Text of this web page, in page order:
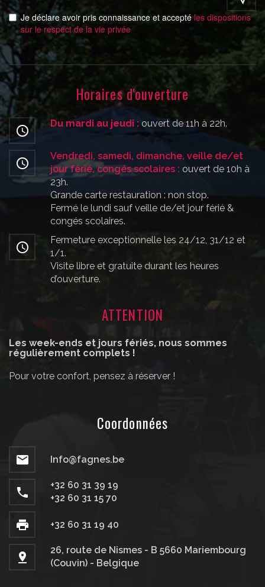
Je déclare avoir pris connaissance et accepté les dispositions
sur le respect de la vie privée
Horaires d'ouverture
Du mardi au jeudi : ouvert de 11h à 22h.
Vendredi, samedi, dimanche, veille de/et
jour férié, congés scolaires : ouvert de 10h à
23h.
Grande carte restauration : non stop.
Fermé le lundi sauf veille de/et jour férié &
congés scolaires.
Fermeture exceptionnelle les 24/12, 31/12 et
1/1.
Visite libre et gratuite durant les heures
d’ouverture.
ATTENTION
Les week-ends et jours fériés, nous sommes
régulièrement complets !
Pour votre confort, pensez à réserver !
Coordonnées
Info@fagnes.be
+32 60 31 39 19
+32 60 31 15 70
+32 60 31 19 40
26, route de Nismes - B 5660 Mariembourg
(Couvin) - Belgique